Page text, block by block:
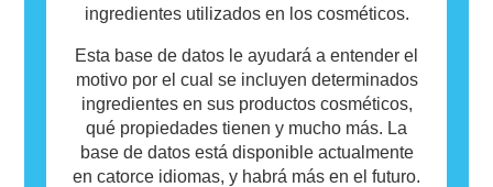
ingredientes utilizados en los cosméticos.
Esta base de datos le ayudará a entender el
motivo por el cual se incluyen determinados
ingredientes en sus productos cosméticos,
qué propiedades tienen y mucho más. La
base de datos está disponible actualmente
en catorce idiomas, y habrá más en el futuro.